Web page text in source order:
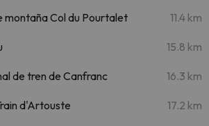
Col du Pourtalet 11.4 km
15.8 km
de tren de Canfranc 16.3 km
d'Artouste 17.2 km